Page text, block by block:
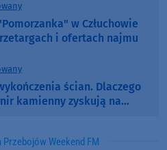
w Człuchowie
i ofertach najmu
ścian. Dlaczego
kamienny zyskują na
Przebojów Weekend FM